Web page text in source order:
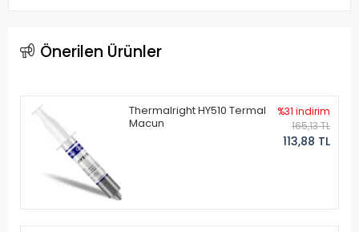
Önerilen Ürünler
Thermalright HY510 Termal
Macun
%31 indirim
165,13 TL
113,88 TL